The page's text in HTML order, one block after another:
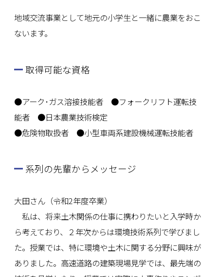
地域交流事業として地元の小学生と一緒に農業をおこ
ないます。
取得可能な資格
●アーク･ガス溶接技能者 ●フォークリフト運転技
能者 ●日本農業技術検定
●危険物取扱者 ●小型車両系建設機械運転技能者
系列の先輩からメッセージ
大田さん（令和2年度卒業）
私は、将来土木関係の仕事に携わりたいと入学時か
ら考えており、２年次からは環境技術系列で学びまし
た。授業では、特に環境や土木に関する分野に興味が
ありました。高速道路の建築現場見学では、最先端の